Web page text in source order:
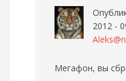
2012 -
Мегафон, вы